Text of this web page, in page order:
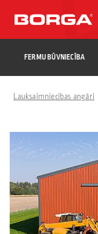
FERMU BŪVNIECĪBA
Lauksaimniecības angāri